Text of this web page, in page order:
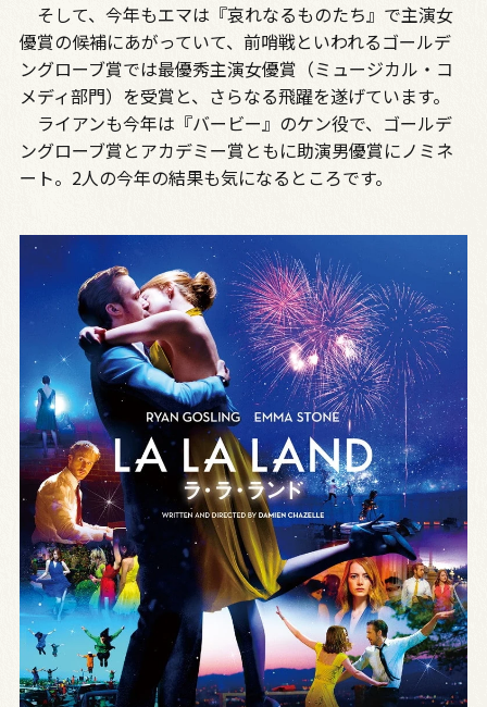
そして、今年もエマは『哀れなるものたち』で主演女
優賞の候補にあがっていて、前哨戦といわれるゴールデ
ングローブ賞では最優秀主演女優賞（ミュージカル・コ
メディ部門）を受賞と、さらなる飛躍を遂げています。
ライアンも今年は『バービー』のケン役で、ゴールデ
ングローブ賞とアカデミー賞ともに助演男優賞にノミネ
ート。2人の今年の結果も気になるところです。